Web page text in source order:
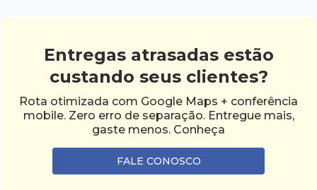
Entregas atrasadas estão
custando seus clientes?
Rota otimizada com Google Maps + conferência
mobile. Zero erro de separação. Entregue mais,
gaste menos. Conheça
FALE CONOSCO